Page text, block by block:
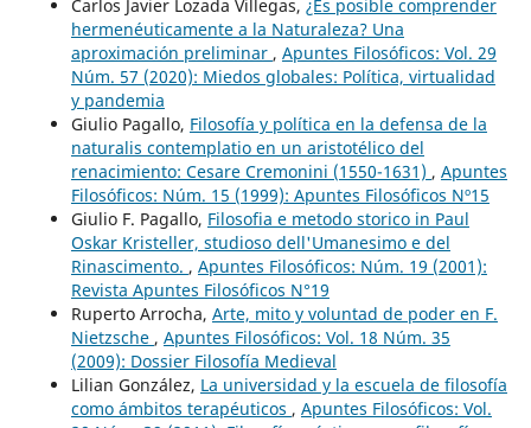
Carlos Javier Lozada Villegas, ¿Es posible comprender
hermenéuticamente a la Naturaleza? Una
aproximación preliminar , Apuntes Filosóficos: Vol. 29
Núm. 57 (2020): Miedos globales: Política, virtualidad
y pandemia
Giulio Pagallo, Filosofía y política en la defensa de la
naturalis contemplatio en un aristotélico del
renacimiento: Cesare Cremonini (1550-1631) , Apuntes
Filosóficos: Núm. 15 (1999): Apuntes Filosóficos Nº15
Giulio F. Pagallo, Filosofia e metodo storico in Paul
Oskar Kristeller, studioso dell'Umanesimo e del
Rinascimento. , Apuntes Filosóficos: Núm. 19 (2001):
Revista Apuntes Filosóficos N°19
Ruperto Arrocha, Arte, mito y voluntad de poder en F.
Nietzsche , Apuntes Filosóficos: Vol. 18 Núm. 35
(2009): Dossier Filosofía Medieval
Lilian González, La universidad y la escuela de filosofía
como ámbitos terapéuticos , Apuntes Filosóficos: Vol.